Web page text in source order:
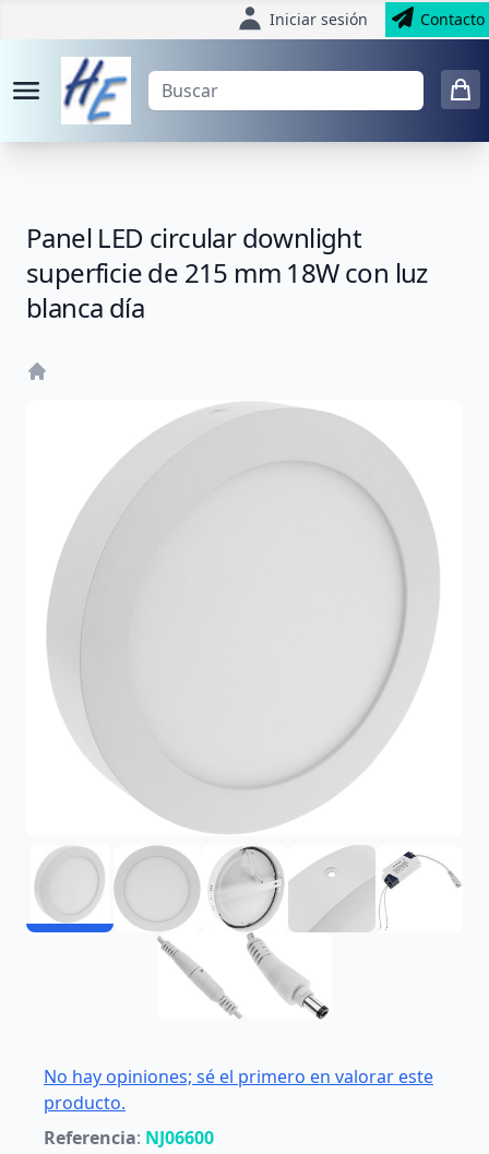
Iniciar sesión Contacto
Panel LED circular downlight
superficie de 215 mm 18W con luz
blanca día
No hay opiniones; sé el primero en valorar este
producto.
Referencia: NJ06600